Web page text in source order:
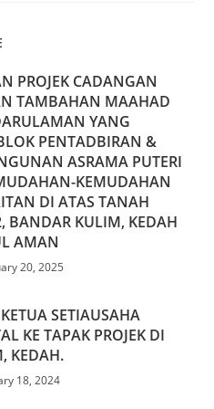
PROJEK CADANGAN
TAMBAHAN MAAHAD
YANG
PENTADBIRAN &
ASRAMA PUTERI
KEMUDAHAN
DI ATAS TANAH
BANDAR KULIM, KEDAH
AMAN
20, 2025
SETIAUSAHA
KE TAPAK PROJEK DI
KEDAH.
18, 2024